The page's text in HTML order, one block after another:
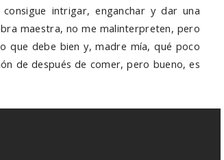
intrigar, enganchar y dar una
maestra, no me malinterpreten, pero
que debe bien y, madre mía, qué poco
de después de comer, pero bueno, es